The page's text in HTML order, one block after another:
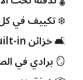
❄️تكييف في
🛋️خزائن built-in من حكيم في غرفتين
🪞برادي في